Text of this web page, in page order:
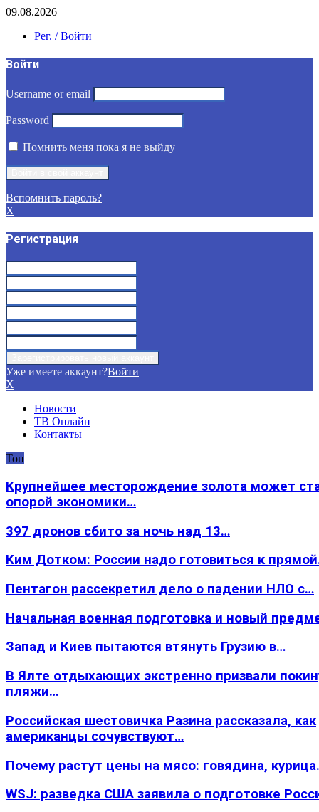
09.08.2026
Рег. / Войти
Войти
Username or email
Password
Помнить меня пока я не выйду
Вспомнить пароль?
X
Регистрация
Уже имеете аккаунт?Войти
X
Новости
ТВ Онлайн
Контакты
Топ
Крупнейшее месторождение золота может
опорой экономики…
397 дронов сбито за ночь над 13…
Ким Дотком: России надо готовиться к
Пентагон рассекретил дело о падении НЛО с…
Начальная военная подготовка и новый
Запад и Киев пытаются втянуть Грузию в…
В Ялте отдыхающих экстренно призвали
пляжи…
Российская шестовичка Разина рассказала, как
американцы сочувствуют…
Почему растут цены на мясо: говядина,
WSJ: разведка США заявила о подготовке